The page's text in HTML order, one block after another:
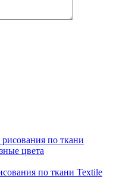
по ткани Textile